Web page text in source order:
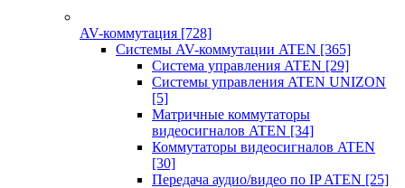
AV-коммутация [728]
Системы AV-коммутации ATEN [365]
Система управления ATEN [29]
Системы управления ATEN UNIZON
[5]
Матричные коммутаторы
видеосигналов ATEN [34]
Коммутаторы видеосигналов ATEN
[30]
Передача аудио/видео по IP ATEN [25]